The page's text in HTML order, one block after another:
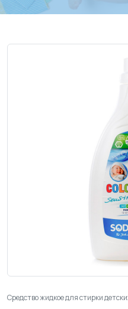
Средство жидкое для стирки